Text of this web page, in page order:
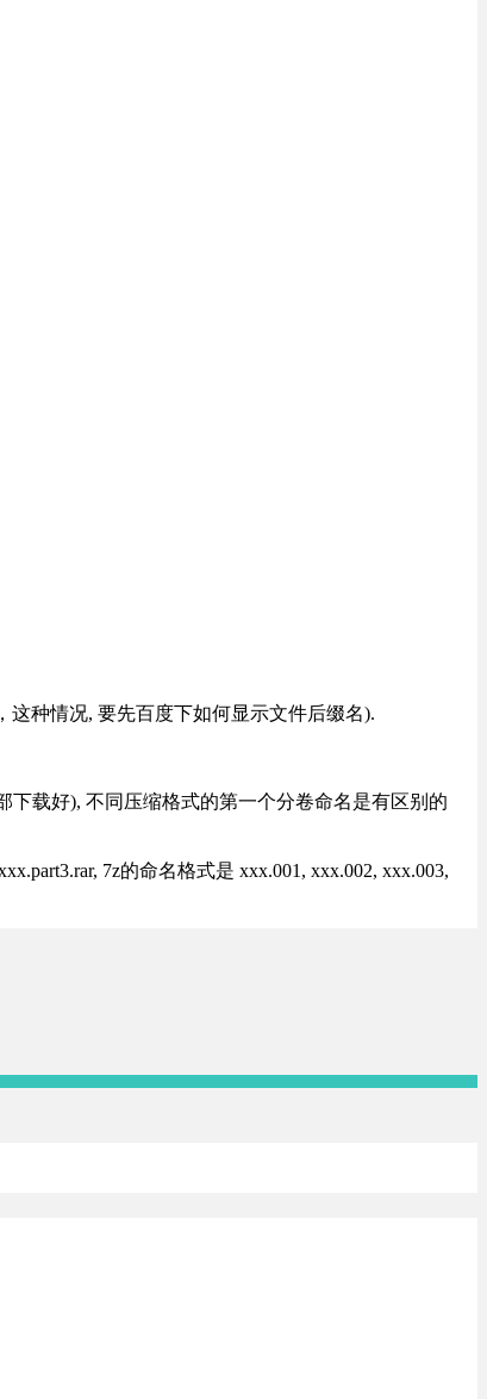
种情况, 要先百度下如何显示文件后缀名).
载好), 不同压缩格式的第一个分卷命名是有区别的
7z的命名格式是 xxx.001, xxx.002, xxx.003,